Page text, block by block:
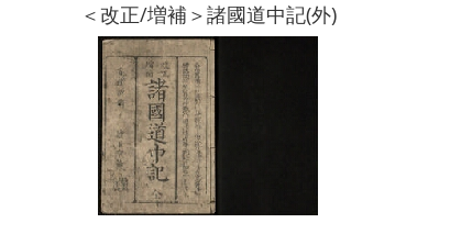
＜改正/増補＞諸國道中記(外)